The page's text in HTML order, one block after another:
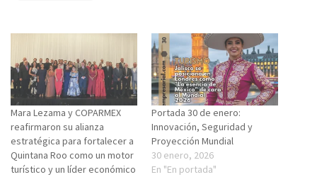
Mara Lezama y COPARMEX
reafirmaron su alianza
estratégica para fortalecer a
Quintana Roo como un motor
turístico y un líder económico
Portada 30 de enero:
Innovación, Seguridad y
Proyección Mundial
30 enero, 2026
En "En portada"